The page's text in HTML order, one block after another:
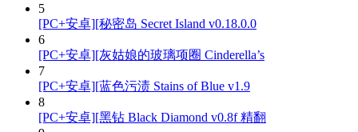
5
[PC+安卓][秘密岛 Secret Island v0.18.0.0
6
[PC+安卓][灰姑娘的玻璃项圈 Cinderella’s
7
[PC+安卓][蓝色污渍 Stains of Blue v1.9
8
[PC+安卓][黑钻 Black Diamond v0.8f 精翻